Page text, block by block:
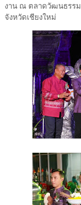
งาน ณ ตลาดวัฒนธรรม
จังหวัดเชียงใหม่